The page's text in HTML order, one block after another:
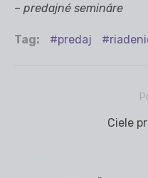
– predajné semináre
Tag: predaj
Ciele